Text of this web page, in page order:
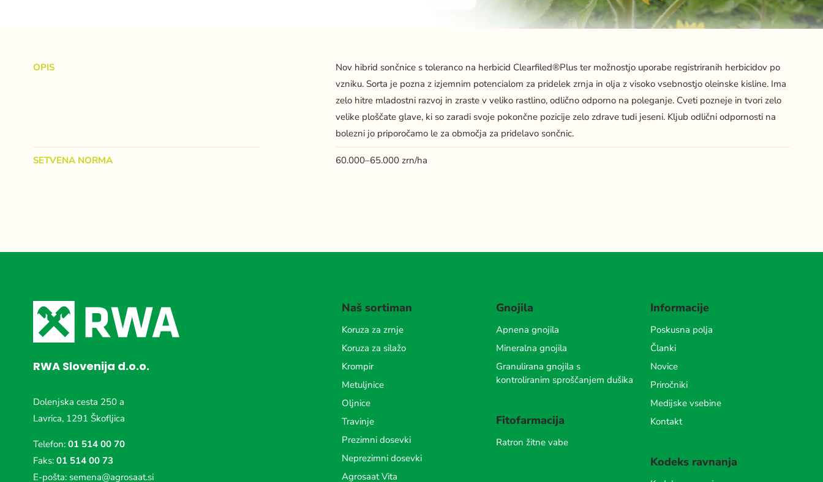
OPIS
Nov hibrid sončnice s toleranco na herbicid Clearfiled®Plus ter možnostjo uporabe registriranih herbicidov po
vzniku. Sorta je pozna z izjemnim potencialom za pridelek zrnja in olja z visoko vsebnostjo oleinske kisline. Ima
zelo hitre mladostni razvoj in zraste v veliko rastlino, odlično odporno na poleganje. Cveti pozneje in tvori zelo
velike ploščate glave, ki so zaradi svoje pokončne pozicije zelo zdrave tudi jeseni. Kljub odlični odpornosti na
bolezni jo priporočamo le za območja za pridelavo sončnic.
SETVENA NORMA 60.000–65.000 zrn/ha
RWA Slovenija d.o.o.
Dolenjska cesta 250 a
Lavrica, 1291 Škofljica
Telefon: 01 514 00 70
Faks: 01 514 00 73
E-pošta: semena@agrosaat.si
Naš sortiman
Koruza za zrnje
Koruza za silažo
Krompir
Metuljnice
Oljnice
Travinje
Prezimni dosevki
Neprezimni dosevki
Agrosaat Vita
Gnojila
Apnena gnojila
Mineralna gnojila
Granulirana gnojila s
kontroliranim sproščanjem dušika
Fitofarmacija
Ratron žitne vabe
Informacije
Poskusna polja
Članki
Novice
Priročniki
Medijske vsebine
Kontakt
Kodeks ravnanja